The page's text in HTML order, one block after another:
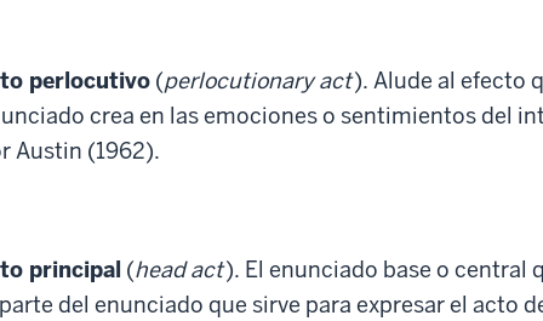
perlocutivo (perlocutionary act). Alude al efecto
crea en las emociones o sentimientos del
Austin (1962).
principal (head act). El enunciado base o central
del enunciado que sirve para expresar el acto